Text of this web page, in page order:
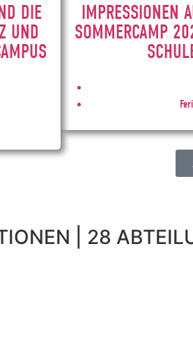
DIE
UND
IMPRESSIONEN
SOMMERCAMP
| 28